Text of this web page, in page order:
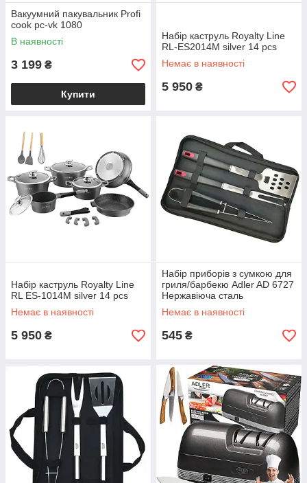
Вакуумний пакувальник Profi
cook pc-vk 1080
В наявності
3 199 ₴
Купити
Набір каструль Royalty Line
RL-ES2014M silver 14 pcs
Немає в наявності
5 950 ₴
Набір каструль Royalty Line
RL ES-1014M silver 14 pcs
Немає в наявності
5 950 ₴
Набір приборів з сумкою для
гриля/барбекю Adler AD 6727
Нержавіюча сталь
Немає в наявності
545 ₴